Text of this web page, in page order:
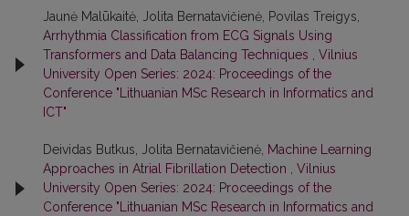
Jaunė Malūkaitė, Jolita Bernatavičienė, Povilas Treigys,
Arrhythmia Classification from ECG Signals Using
Transformers and Data Balancing Techniques
Vilnius
University Open Series: 2024: Proceedings of the
Conference "Lithuanian MSc Research in Informatics and
ICT"
Deividas Butkus, Jolita Bernatavičienė, Machine Learning
Approaches in Atrial Fibrillation Detection
Vilnius
University Open Series: 2024: Proceedings of the
Conference "Lithuanian MSc Research in Informatics and